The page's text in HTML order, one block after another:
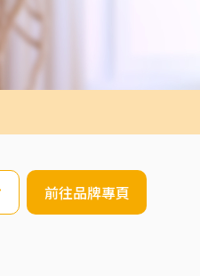
前往品牌專頁